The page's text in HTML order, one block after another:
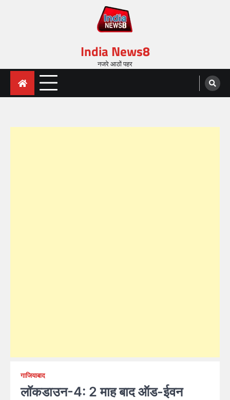
India News8
नजरे आठों पहर
गाजियाबाद
लॉकडाउन-4: 2 माह बाद ऑड-ईवन